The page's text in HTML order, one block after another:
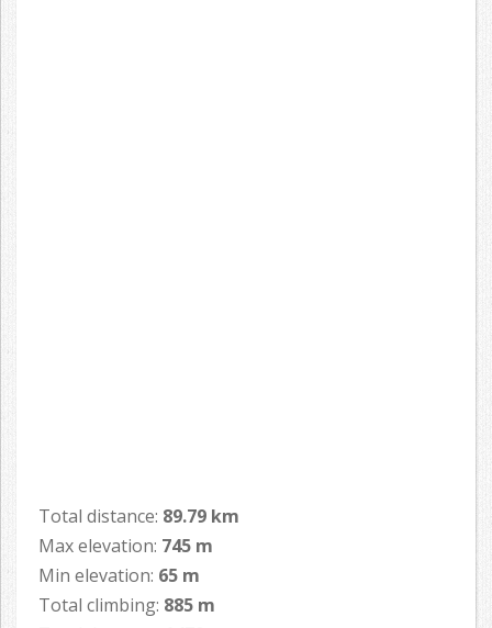
Total distance: 89.79 km
Max elevation: 745 m
Min elevation: 65 m
Total climbing: 885 m